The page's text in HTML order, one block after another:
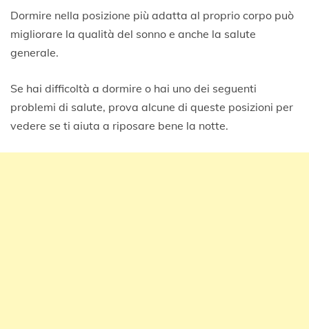
Dormire nella posizione più adatta al proprio corpo può
migliorare la qualità del sonno e anche la salute
generale.
Se hai difficoltà a dormire o hai uno dei seguenti
problemi di salute, prova alcune di queste posizioni per
vedere se ti aiuta a riposare bene la notte.